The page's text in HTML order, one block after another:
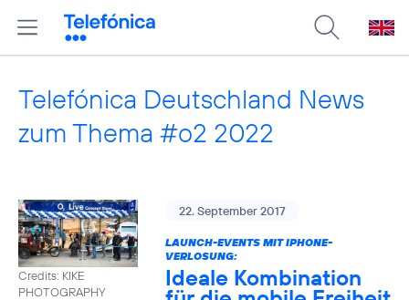
Telefónica Deutschland News
zum Thema #o2 2022
Credits: KIKE
PHOTOGRAPHY
22. September 2017
LAUNCH-EVENTS MIT IPHONE-
VERLOSUNG:
Ideale Kombination